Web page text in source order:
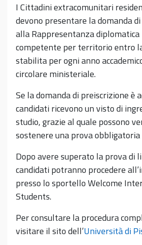
I Cittadini extracomunitari
devono presentare la domanda
alla Rappresentanza
competente per territorio entro
stabilita per ogni anno
circolare ministeriale.
Se la domanda di preiscrizione è
candidati ricevono un visto di
studio, grazie al quale possono
sostenere una prova
Dopo avere superato la prova di
candidati potranno procedere
presso lo sportello Welcome
Students.
Per consultare la procedura
visitare il sito dell’Università di